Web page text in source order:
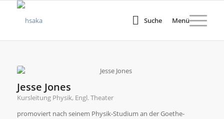
Suche Menü
Jesse Jones
Kursleitung Physik, Engl. Theater
promoviert nach seinem Physik-Studium an der Goethe-